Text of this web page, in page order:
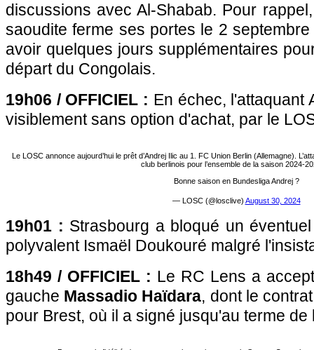
discussions avec Al-Shabab. Pour
saoudite ferme ses portes le 2
avoir quelques jours supplémentaires
départ du Congolais.
19h06 / OFFICIEL : En échec, l'attaquant
visiblement sans option d'achat, par le
Le LOSC annonce aujourd’hui le prêt d’Andrej Ilic au 1. FC Union Berlin (Allemagne).
club berlinois pour l’ensemble de la saison 2024-
Bonne saison en Bundesliga Andrej ?
— LOSC (@losclive) August 30, 2024
19h01 : Strasbourg a bloqué un
polyvalent Ismaël Doukouré malgré
18h49 / OFFICIEL : Le RC Lens a
gauche Massadio Haïdara, dont le
pour Brest, où il a signé jusqu'au terme de